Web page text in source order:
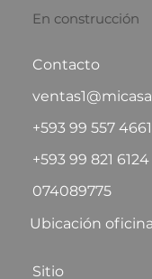
Contacto
074089775
Ubicación
+593 99 557 4661
+593 99 821 6124
En construcción
Sitio